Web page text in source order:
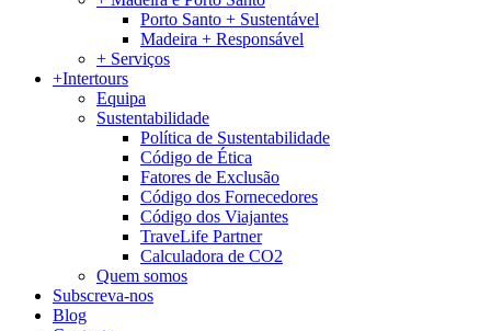
Porto Santo + Sustentável
Madeira + Responsável
+ Serviços
+Intertours
Equipa
Sustentabilidade
Política de Sustentabilidade
Código de Ética
Fatores de Exclusão
Código dos Fornecedores
Código dos Viajantes
TraveLife Partner
Calculadora de CO2
Quem somos
Subscreva-nos
Blog